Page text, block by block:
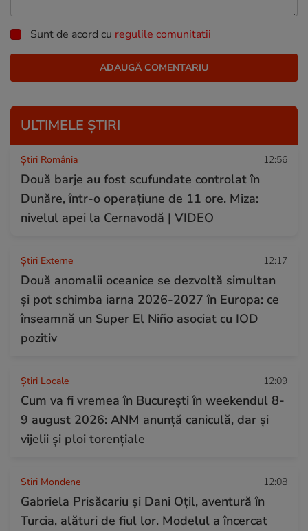
Sunt de acord cu regulile comunitatii
ULTIMELE ȘTIRI
Știri România 12:56
Două barje au fost scufundate controlat în
Dunăre, într-o operațiune de 11 ore. Miza:
nivelul apei la Cernavodă | VIDEO
Știri Externe 12:17
Două anomalii oceanice se dezvoltă simultan
și pot schimba iarna 2026-2027 în Europa: ce
înseamnă un Super El Niño asociat cu IOD
pozitiv
Știri Locale 12:09
Cum va fi vremea în București în weekendul 8-
9 august 2026: ANM anunță caniculă, dar și
vijelii și ploi torențiale
Stiri Mondene 12:08
Gabriela Prisăcariu și Dani Oțil, aventură în
Turcia, alături de fiul lor. Modelul a încercat